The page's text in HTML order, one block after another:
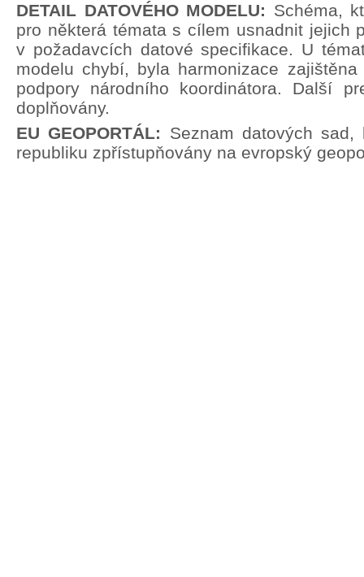
DETAIL DATOVÉHO MODELU: Schéma,
pro některá témata s cílem usnadnit jejich
v požadavcích datové specifikace. U
modelu chybí, byla harmonizace
podpory národního koordinátora. Další
doplňovány.
EU GEOPORTÁL: Seznam datových
republiku zpřístupňovány na evropský